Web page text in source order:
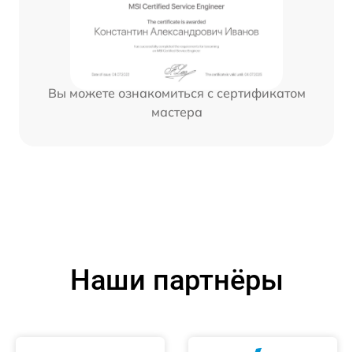
Вы можете ознакомиться с сертификатом
мастера
Наши партнёры